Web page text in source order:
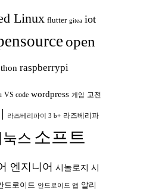
Linux flutter gitea iot
open
raspberrypi
VS code wordpress 게임 고전
라즈베리파이 3 b+ 라즈베리파
눅스 소프트
엔지니어 시놀로지 시
드로이드 안드로이드 앱 알리